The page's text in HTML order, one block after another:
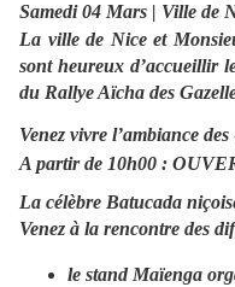
Samedi 04 Mars | Ville de
La ville de Nice et
sont heureux d’accueillir
du Rallye Aïcha des
Venez vivre l’ambiance
A partir de 10h00 :
La célèbre Batucada
Venez à la rencontre des
le stand Maïenga